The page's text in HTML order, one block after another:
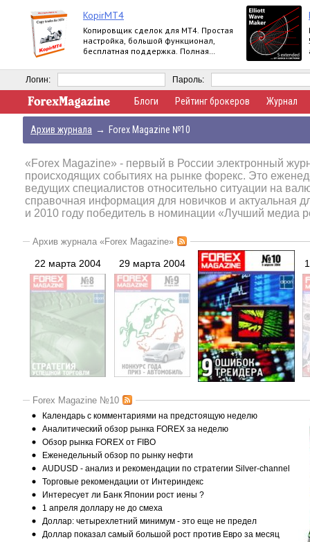
KopirMT4
Копировщик сделок для МТ4. Простая
настройка, большой функционал,
бесплатная поддержка. Полная
Логин: Пароль:
Блоги Рейтинг брокеров Журнал
Архив журнала → Forex Magazine №10
«Forex Magazine» - первый в России электронный
происходящих событиях на рынке форекс. Это
ведущих специалистов относительно ситуации на
справочная информация для новичков и актуальная
и 2010 году победитель в номинации «Лучший медиа
Архив журнала «Forex Magazine»
22 марта 2004 29 марта 2004
Forex Magazine №10
Календарь с комментариями на предстоящую неделю
Аналитический обзор рынка FOREX за неделю
Обзор рынка FOREX от FIBO
Еженедельный обзор по рынку нефти
AUDUSD - анализ и рекомендации по стратегии Silver-channel
Торговые рекомендации от Интериндекс
Интересует ли Банк Японии рост иены ?
1 апреля доллару не до смеха
Доллар: четырехлетний минимум - это еще не предел
Доллар показал самый большой рост против Евро за месяц